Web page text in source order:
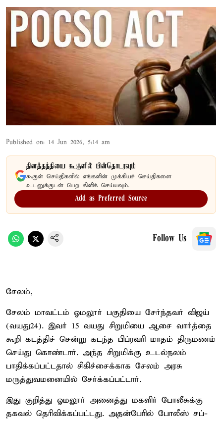
Published on: 14 Jun 2026, 5:14 am
தினத்தந்தியை கூகுளில் பின்தொடரவும்
கூகுள் செய்திகளில் எங்களின் முக்கியச் செய்திகளை
உடனுக்குடன் பெற கிளிக் செய்யவும்.
Add as Preferred Source
Follow Us
சேலம்,
சேலம் மாவட்டம் ஓமலூர் பகுதியை சேர்ந்தவர் விஜய்
(வயது24). இவர் 15 வயது சிறுமியை ஆசை வார்த்தை
கூறி கடத்திச் சென்று கடந்த பிப்ரவரி மாதம் திருமணம்
செய்து கொண்டார். அந்த சிறுமிக்கு உடல்நலம்
பாதிக்கப்பட்டதால் சிகிச்சைக்காக சேலம் அரசு
மருத்துவமனையில் சேர்க்கப்பட்டார்.
இது குறித்து ஓமலூர் அனைத்து மகளிர் போலீசுக்கு
தகவல் தெரிவிக்கப்பட்டது. அதன்பேரில் போலீஸ் சப்-